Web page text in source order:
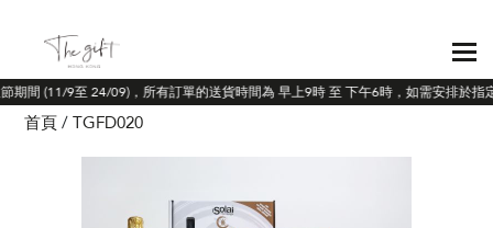
間 (11/9至 24/09)，所有訂單的送貨時間為 早上9時 至 下午6時，如需安排於指
首頁 TGFD020